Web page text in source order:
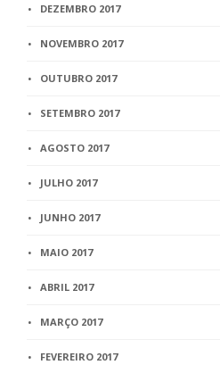
DEZEMBRO 2017
NOVEMBRO 2017
OUTUBRO 2017
SETEMBRO 2017
AGOSTO 2017
JULHO 2017
JUNHO 2017
MAIO 2017
ABRIL 2017
MARÇO 2017
FEVEREIRO 2017